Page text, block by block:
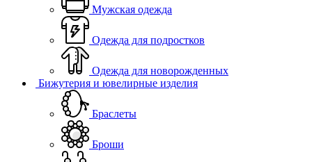
Мужская одежда
Одежда для подростков
Одежда для новорожденных
Бижутерия и ювелирные изделия
Браслеты
Броши